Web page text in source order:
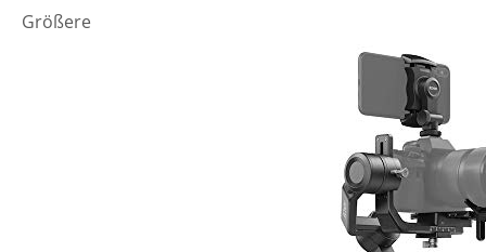
Größere